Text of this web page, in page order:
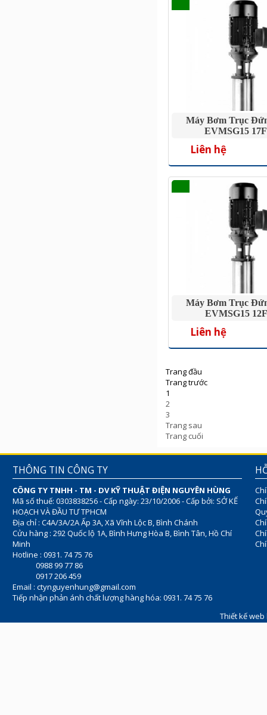
Máy Bơm Trục
EVMSG15
Liên hệ
Máy Bơm Trục
EVMSG15
Liên hệ
Trang đầu
Trang trước
1
2
3
Trang sau
Trang cuối
THÔNG TIN CÔNG TY
CÔNG TY TNHH - TM - DV KỸ THUẬT ĐIỆN NGUYÊN HÙNG
Mã số thuế: 0303838256 - Cấp ngày: 23/10/2006 - Cấp bởi: SỞ KẾ
HOẠCH VÀ ĐẦU TƯ TPHCM
Địa chỉ : C4A/3A/2A Ấp 3A, Xã Vĩnh Lộc B, Bình Chánh
Cửu hàng : 292 Quốc lộ 1A, Bình Hưng Hòa B, Bình Tân, Hồ Chí
Minh
Hotline : 0931. 74 75 76
0988 99 77 86
0917 206 459
Email : ctynguyenhung@gmail.com
Tiếp nhận phản ánh chất lượng hàng hóa: 0931. 74 75 76
Thiết kế web